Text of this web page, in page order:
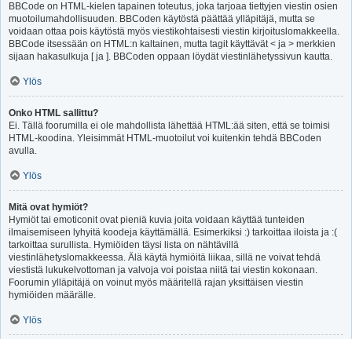
BBCode on HTML-kielen tapainen toteutus, joka tarjoaa tiettyjen viestin osien
muotoilumahdollisuuden. BBCoden käytöstä päättää ylläpitäjä, mutta se
voidaan ottaa pois käytöstä myös viestikohtaisesti viestin kirjoituslomakkeella.
BBCode itsessään on HTML:n kaltainen, mutta tagit käyttävät < ja > merkkien
sijaan hakasulkuja [ ja ]. BBCoden oppaan löydät viestinlähetyssivun kautta.
Ylös
Onko HTML sallittu?
Ei. Tällä foorumilla ei ole mahdollista lähettää HTML:ää siten, että se toimisi
HTML-koodina. Yleisimmät HTML-muotoilut voi kuitenkin tehdä BBCoden
avulla.
Ylös
Mitä ovat hymiöt?
Hymiöt tai emoticonit ovat pieniä kuvia joita voidaan käyttää tunteiden
ilmaisemiseen lyhyitä koodeja käyttämällä. Esimerkiksi :) tarkoittaa iloista ja :(
tarkoittaa surullista. Hymiöiden täysi lista on nähtävillä
viestinlähetyslomakkeessa. Älä käytä hymiöitä liikaa, sillä ne voivat tehdä
viestistä lukukelvottoman ja valvoja voi poistaa niitä tai viestin kokonaan.
Foorumin ylläpitäjä on voinut myös määritellä rajan yksittäisen viestin
hymiöiden määrälle.
Ylös